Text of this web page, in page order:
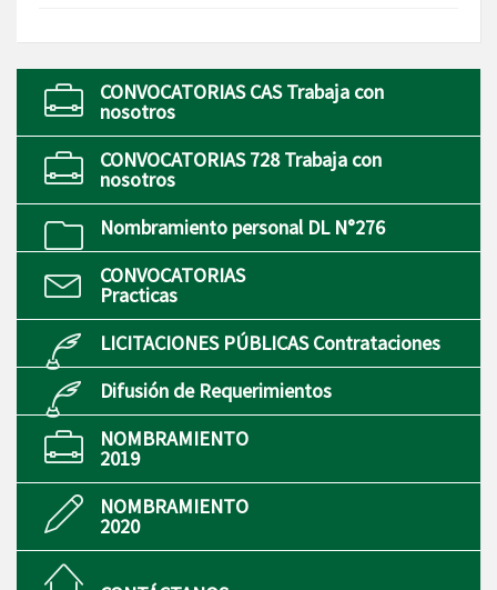
CONVOCATORIAS CAS Trabaja con
nosotros
CONVOCATORIAS 728 Trabaja con
nosotros
Nombramiento personal DL N°276
CONVOCATORIAS
Practicas
LICITACIONES PÚBLICAS Contrataciones
Difusión de Requerimientos
NOMBRAMIENTO
2019
NOMBRAMIENTO
2020